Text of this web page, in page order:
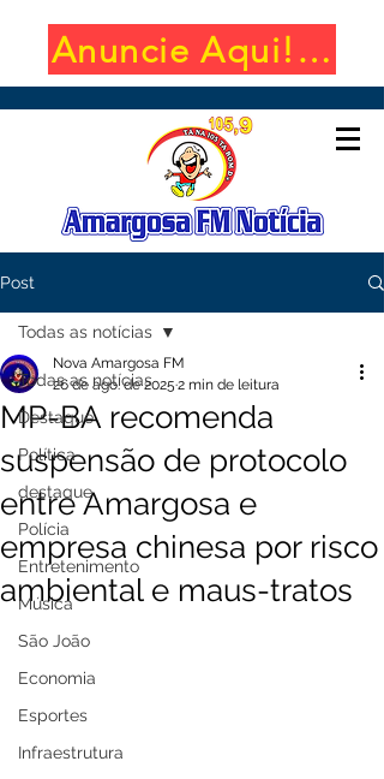
Anuncie Aqui!
Post
Todas as notícias
Destaque
Política
destaque
Polícia
Entretenimento
Música
São João
Economia
Esportes
Infraestrutura
Todas as notícias
MP-BA recomenda
suspensão de protocolo
entre Amargosa e
empresa chinesa por risco
ambiental e maus-tratos
Nova Amargosa FM
26 de ago. de 2025 2 min de leitura